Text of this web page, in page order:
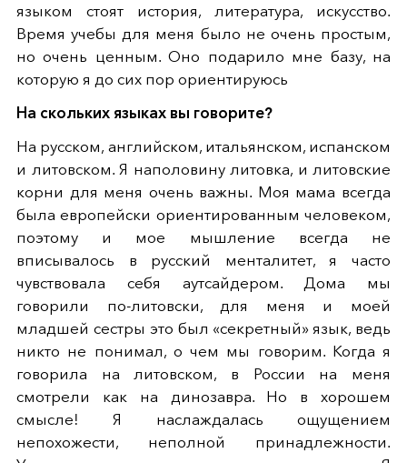
языком стоят история, литература, искусство.
Время учебы для меня было не очень простым,
но очень ценным. Оно подарило мне базу, на
которую я до сих пор ориентируюсь
На скольких языках вы говорите?
На русском, английском, итальянском, испанском
и литовском. Я наполовину литовка, и литовские
корни для меня очень важны. Моя мама всегда
была европейски ориентированным человеком,
поэтому и мое мышление всегда не
вписывалось в русский менталитет, я часто
чувствовала себя аутсайдером. Дома мы
говорили по-литовски, для меня и моей
младшей сестры это был «секретный» язык, ведь
никто не понимал, о чем мы говорим. Когда я
говорила на литовском, в России на меня
смотрели как на динозавра. Но в хорошем
смысле! Я наслаждалась ощущением
непохожести, неполной принадлежности.